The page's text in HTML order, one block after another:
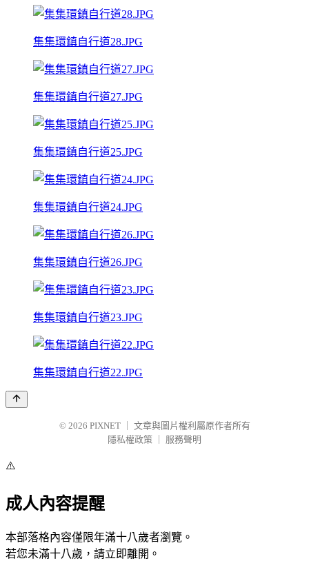
集集環鎮自行道28.JPG
集集環鎮自行道27.JPG
集集環鎮自行道25.JPG
集集環鎮自行道24.JPG
集集環鎮自行道26.JPG
集集環鎮自行道23.JPG
集集環鎮自行道22.JPG
© 2026 PIXNET
文章與圖片權利屬原作者所有
隱私權政策
服務聲明
⚠️
成人內容提醒
本部落格內容僅限年滿十八歲者瀏覽。
若您未滿十八歲，請立即離開。